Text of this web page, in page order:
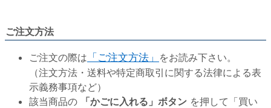
ご注文方法
ご注文の際は 「ご注文方法」 をお読み下さい。
（注文方法・送料や特定商取引に関する法律による表
示義務事項など）
該当商品の
「かごに入れる」ボタン を押して「買い